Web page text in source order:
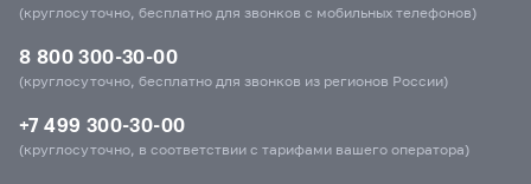
(круглосуточно, бесплатно для звонков с мобильных телефонов)
8 800 300-30-00
(круглосуточно, бесплатно для звонков из регионов России)
+7 499 300-30-00
(круглосуточно, в соответствии с тарифами вашего оператора)